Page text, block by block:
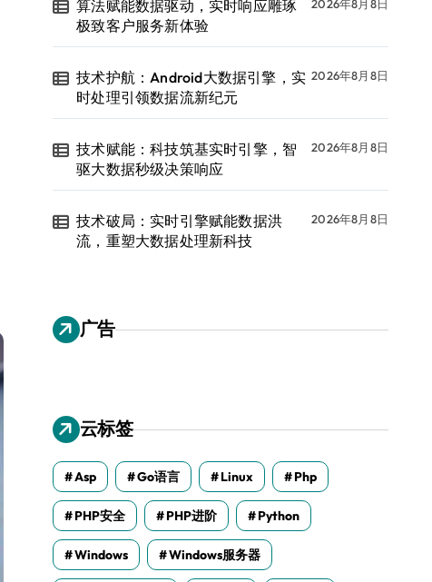
算法赋能数据驱动，实时响应雕琢
极致客户服务新体验
2026年8月8日
技术护航：Android大数据引擎，实
时处理引领数据流新纪元
2026年8月8日
技术赋能：科技筑基实时引擎，智
驱大数据秒级决策响应
2026年8月8日
技术破局：实时引擎赋能数据洪
流，重塑大数据处理新科技
2026年8月8日
广告
云标签
Asp Go语言 Linux Php
PHP安全 PHP进阶 Python
Windows Windows服务器